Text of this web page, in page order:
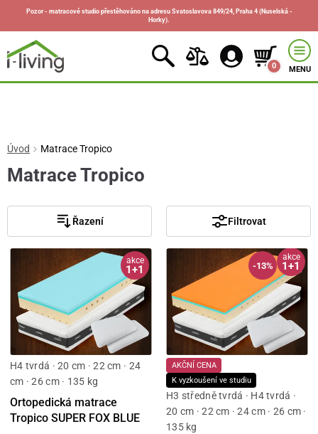
Pozor - matracové studio přestěhováno na adresu Svatoslavova 849/24, Praha 4 (Nuselská -
Horky).
0 MENU
Úvod Matrace Tropico
Matrace Tropico
Řazení Filtrovat
akce
1+1
H4 tvrdá · 20 cm · 22 cm · 24
cm · 26 cm · 135 kg
Ortopedická matrace
Tropico SUPER FOX BLUE
-13%
akce
1+1
AKČNÍ CENA
K vyzkoušení ve studiu
H3 středně tvrdá · H4 tvrdá ·
20 cm · 22 cm · 24 cm · 26 cm ·
135 kg